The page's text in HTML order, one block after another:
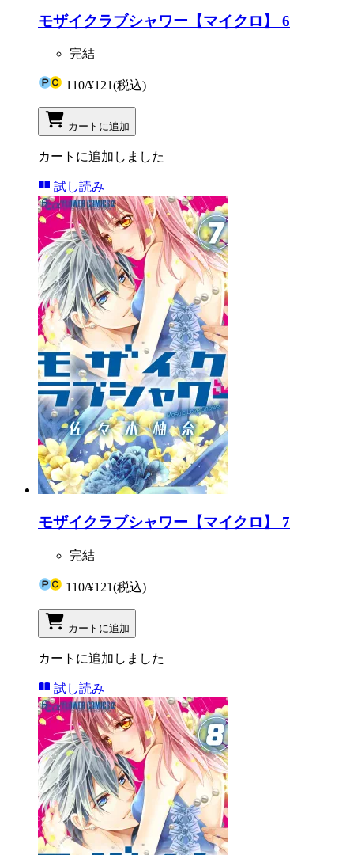
モザイクラブシャワー【マイクロ】 6
完結
110/¥121(税込)
カートに追加
カートに追加しました
試し読み
モザイクラブシャワー【マイクロ】 7
完結
110/¥121(税込)
カートに追加
カートに追加しました
試し読み